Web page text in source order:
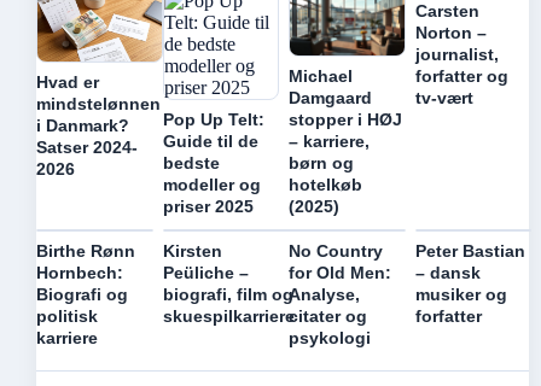
Hvad er
mindstelønnen
i Danmark?
Satser 2024-
2026
Pop Up Telt:
Guide til de
bedste
modeller og
priser 2025
Michael
Damgaard
stopper i HØJ
– karriere,
børn og
hotelkøb
(2025)
Carsten
Norton –
journalist,
forfatter og
tv-vært
Birthe Rønn
Hornbech:
Biografi og
politisk
karriere
Kirsten
Peüliche –
biografi, film og
skuespilkarriere
No Country
for Old Men:
Analyse,
citater og
psykologi
Peter Bastian
– dansk
musiker og
forfatter